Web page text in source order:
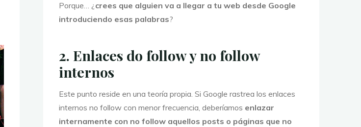
Porque… ¿ crees que alguien va a llegar a tu web desde Google
introduciendo esas palabras?
2. Enlaces do follow y no follow
internos
Este punto reside en una teoría propia. Si Google rastrea los enlaces
internos no follow con menor frecuencia, deberíamos enlazar
internamente con no follow aquellos posts o páginas que no